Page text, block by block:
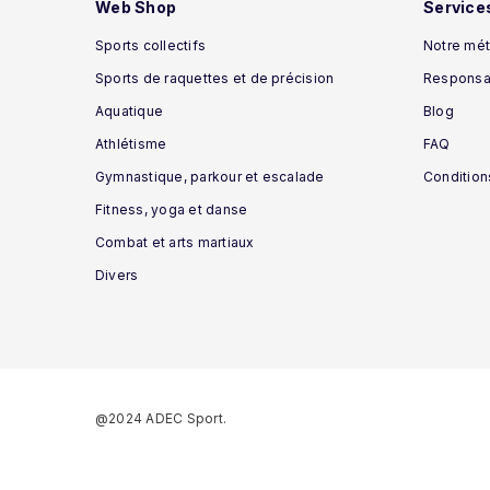
Web Shop
Sports collectifs
Sports de raquettes et de précision
Aquatique
Athlétisme
Gymnastique, parkour et escalade
Fitness, yoga et danse
Combat et arts martiaux
Divers
Notre
Blog
FAQ
@2024 ADEC Sport.